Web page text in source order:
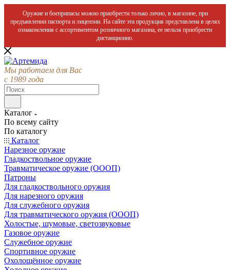
Оружие и боеприпасы можно приобрести только лично, в магазине, при
предъявлении паспорта и лицензии. На сайте эта продукция представлена в целях
ознакомления с ассортиментом розничного магазина, ее нельзя приобрести
дистанционно.
Мы работаем для Вас
с 1989 года
Каталог
По всему сайту
По каталогу
Каталог
Нарезное оружие
Гладкоствольное оружие
Травматическое оружие (ОООП)
Патроны
Для гладкоствольного оружия
Для нарезного оружия
Для служебного оружия
Для травматического оружия (ОООП)
Холостые, шумовые, светозвуковые
Газовое оружие
Служебное оружие
Спортивное оружие
Охолощённое оружие